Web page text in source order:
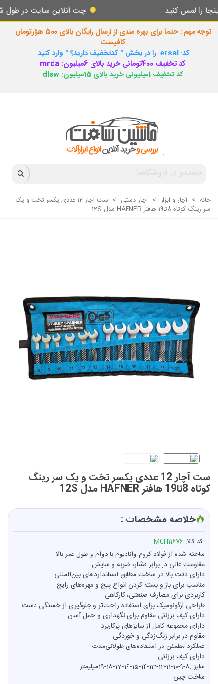
کنید . چت آنلاین سایت در طول شبانه
توجه مهم : حتما برای بهره مندی از ارسال رایگان بالای 500 هزارتومان
کافیست
کد: ersal را در بخش " کدتخفیف دارید؟ " وارد کنید.
کد تخفیف 400تومانی خرید بالای 6میلیون: mrda
کد تخفیف 1میلیونی خرید بالای 15میلیون: dlsw
خانه > آچار و ابزار > آچار دستی >
ست آچار 12 عددی یکسر تخت و یک
سر رینگ کوتاه 8تا19 هافنر HAFNER مدل 12S
ست آچار 12 عددی یکسر تخت و یک سر رینگ
کوتاه 8تا19 هافنر HAFNER مدل 12S
خلاصه مشخصات :
کد کالا: MCH11676
ساخته شده از فولاد کروم وانادیوم با دوام و طول عمر بالا
مقاومت عالی در برابر فشار، ضربه و سایش
دارای دقت بالا در ساخت مطابق استانداردهای بین‌المللی
مناسب برای باز و بسته کردن انواع پیچ و مهره‌های رایج
کاربردی برای مصارف صنعتی، کارگاهی
طراحی ارگونومیک برای استفاده راحت‌تر و جلوگیری از خستگی دست
دارای کیف برزنتی مقاوم برای نگهداری و حمل آسان
دارای مجموعه کامل از سایزهای پرکاربرد
مقاوم در برابر زنگ‌زدگی و خوردگی
عملکرد مطمئن در استفاده‌های طولانی‌مدت
دارای کیف برزنتی
سایز :8-9-10-11-12-13-14-15-16-17-18-19میلیمتر
ساخت چین